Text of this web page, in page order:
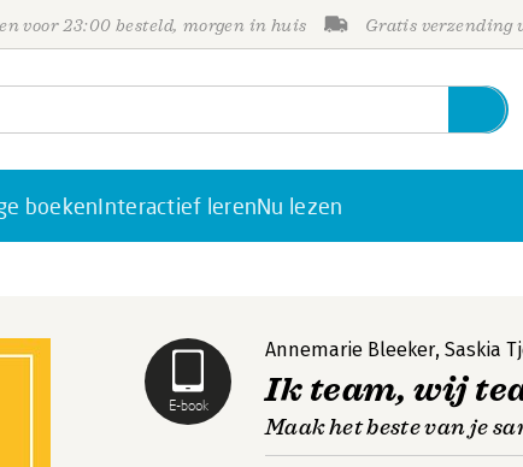
voor 23:00 besteld, morgen in huis Gratis verzending
boekenInteractief lerenNu lezen
E-book
Annemarie Bleeker, Saskia
Ik team, wij
Maak het beste van je